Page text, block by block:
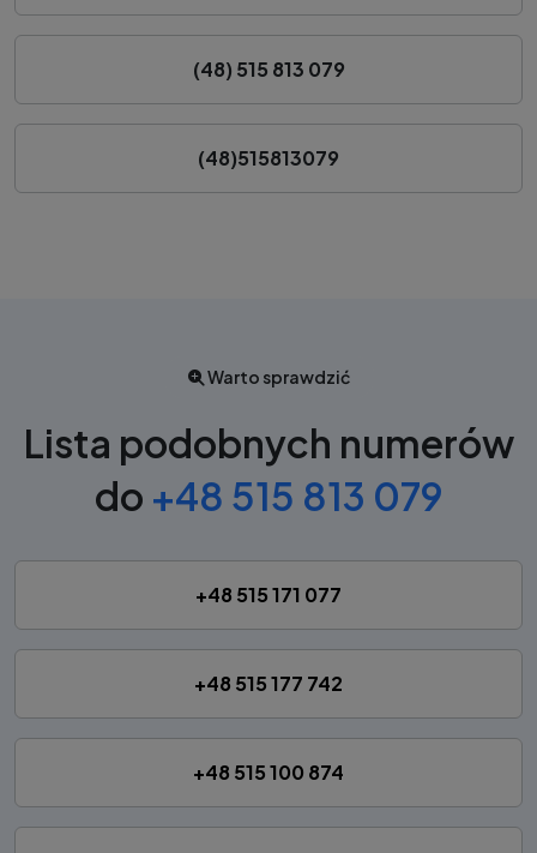
(48) 515 813 079
(48)515813079
Warto sprawdzić
Lista podobnych numerów
do +48 515 813 079
+48 515 171 077
+48 515 177 742
+48 515 100 874